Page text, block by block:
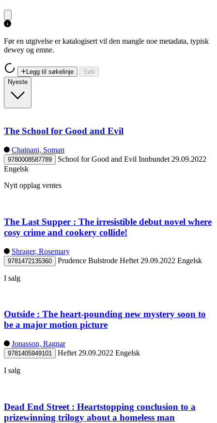
Før en utgivelse er katalogisert vil den mangle noe metadata, typisk
dewey og emne.
Legg til søkelinje
Søk
Nyeste
The School for Good and Evil
Chainani, Soman
9780008587789 School for Good and Evil Innbundet 29.09.2022
Engelsk
Nytt opplag ventes
The Last Supper : The irresistible debut novel where
cosy crime and cookery collide!
Shrager, Rosemary
9781472135360 Prudence Bulstrode Heftet 29.09.2022 Engelsk
I salg
Outside : The heart-pounding new mystery soon to
be a major motion picture
Jonasson, Ragnar
9781405949101 Heftet 29.09.2022 Engelsk
I salg
Dead End Street : Heartstopping conclusion to a
prizewinning trilogy about a homeless man